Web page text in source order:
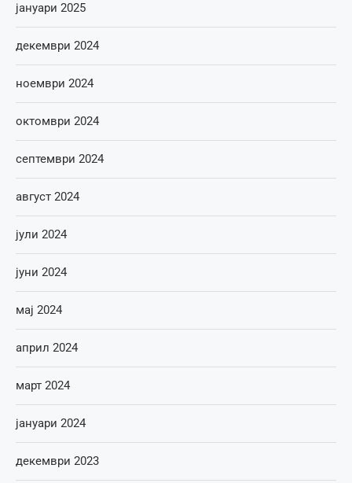
јануари 2025
декември 2024
ноември 2024
октомври 2024
септември 2024
август 2024
јули 2024
јуни 2024
мај 2024
април 2024
март 2024
јануари 2024
декември 2023